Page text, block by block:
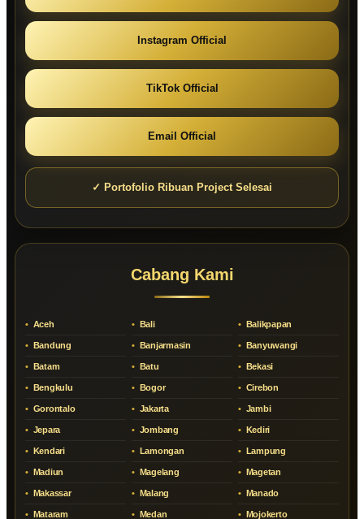
Instagram Official
TikTok Official
Email Official
✓ Portofolio Ribuan Project Selesai
Cabang Kami
Aceh Bali Balikpapan
Bandung Banjarmasin Banyuwangi
Batam Batu Bekasi
Bengkulu Bogor Cirebon
Gorontalo Jakarta Jambi
Jepara Jombang Kediri
Kendari Lamongan Lampung
Madiun Magelang Magetan
Makassar Malang Manado
Mataram Medan Mojokerto